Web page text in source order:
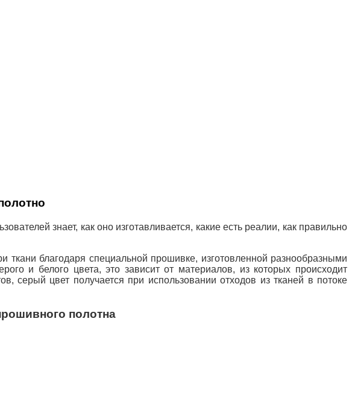
знает, как оно изготавливается, какие есть реалии, как правильно
ткани благодаря специальной прошивке, изготовленной разнообразными
и белого цвета, это зависит от материалов, из которых происходит
серый цвет получается при использовании отходов из тканей в потоке
полотна